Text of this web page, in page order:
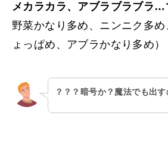
メカラカラ、アブラブラブラ …
野菜かなり多め、ニンニク多
ょっぱめ、アブラかなり多め）
？？？暗号か？魔法でも出す